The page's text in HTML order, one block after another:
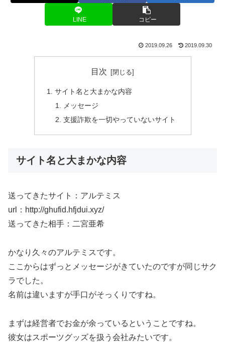
LINE コピー
2019.09.26 2019.09.30
目次
サイト名と大まかな内容
メッセージ
支援詐欺を一切やっていないサイト
サイト名と大まかな内容
送ってきたサイト：アルテミス
url：http://ghufid.hfjdui.xyz/
送ってきた相手：二宮亜希
かなり久々のアルテミスです。
ここからはずっとメッセージがきていたのですが同じサク
ラでした。
名前は違いますが手口がそっくりですね。
まずは経営者でお金が余っているということですね。
彼女はスポーツグッズを扱う会社みたいです。